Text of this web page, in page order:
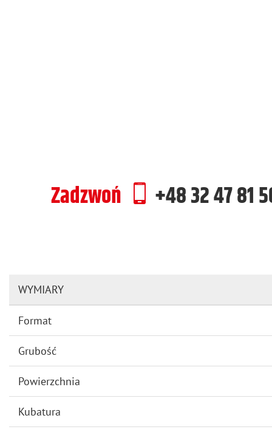
Zadzwoń +48 32 47 81
WYMIARY
Format
Grubość
Powierzchnia
Kubatura